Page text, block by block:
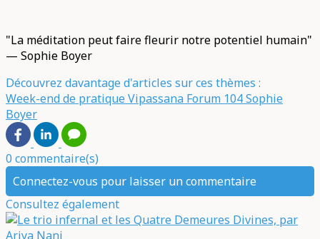
"La méditation peut faire fleurir notre potentiel humain"
— Sophie Boyer
Découvrez davantage d'articles sur ces thèmes :
Week-end de pratique Vipassana Forum 104Sophie
Boyer
0 commentaire(s)
Connectez-vous pour laisser un commentaire
Consultez également